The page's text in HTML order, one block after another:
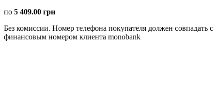
по 5 409.00 грн
Без комиссии. Номер телефона покупателя должен совпадать с
финансовым номером клиента monobank